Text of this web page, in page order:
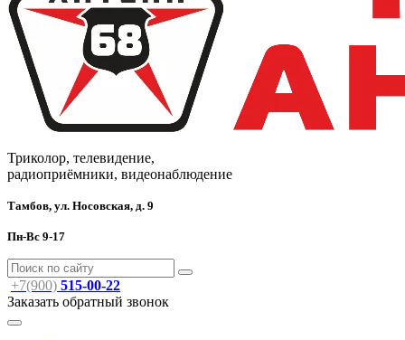
Триколор, телевидение,
радиоприёмники, видеонаблюдение
Тамбов, ул. Носовская, д. 9
Пн-Вс 9-17
+7(900) 515-00-22
Заказать обратный звонок